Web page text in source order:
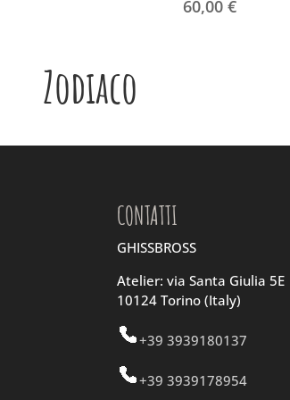
60,00€
Zodiaco
CONTATTI
GHISSBROSS
Atelier: via Santa Giulia 5E
10124 Torino (Italy)
+39 3939180137
+39 3939178954